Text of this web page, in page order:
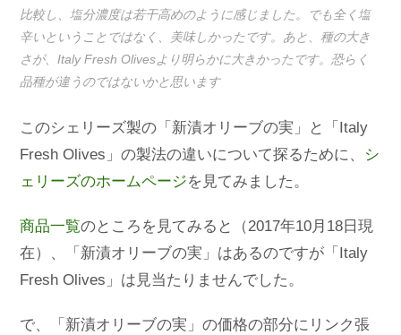
比較し、塩分濃度は若干高めのように感じました。でも全く塩
辛いということではなく、美味しかったです。あと、種の大き
さが、Italy Fresh Olivesより明らかに大きかったです。恐らく
品種が違うのではないかと思います
このシェリーズ製の「新漬オリーブの実」と「Italy
Fresh Olives」の製法の違いについて探るために、 シ
ェリーズのホームページを見てみました。
商品一覧のところを見てみると（2017年10月18日現
在）、「新漬オリーブの実」はあるのですが「Italy
Fresh Olives」は見当たりませんでした。
で、「新漬オリーブの実」の価格の部分にリンク張